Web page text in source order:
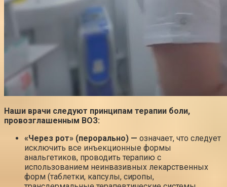
Наши врачи следуют принципам терапии боли,
провозглашенным ВОЗ:
«Через рот» (перорально) — означает, что следует
исключить все инъекционные формы
анальгетиков, проводить терапию с
использованием неинвазивных лекарственных
форм (таблетки, капсулы, сиропы,